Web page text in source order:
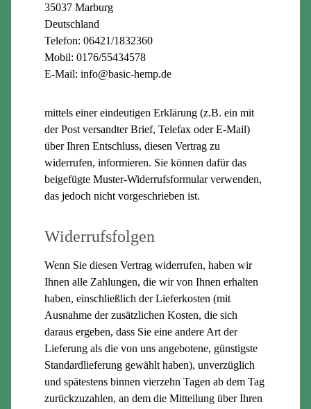
35037 Marburg
Deutschland
Telefon: 06421/1832360
Mobil: 0176/55434578
E-Mail: info@basic-hemp.de
mittels einer eindeutigen Erklärung (z.B. ein mit
der Post versandter Brief, Telefax oder E-Mail)
über Ihren Entschluss, diesen Vertrag zu
widerrufen, informieren. Sie können dafür das
beigefügte Muster-Widerrufsformular verwenden,
das jedoch nicht vorgeschrieben ist.
Widerrufsfolgen
Wenn Sie diesen Vertrag widerrufen, haben wir
Ihnen alle Zahlungen, die wir von Ihnen erhalten
haben, einschließlich der Lieferkosten (mit
Ausnahme der zusätzlichen Kosten, die sich
daraus ergeben, dass Sie eine andere Art der
Lieferung als die von uns angebotene, günstigste
Standardlieferung gewählt haben), unverzüglich
und spätestens binnen vierzehn Tagen ab dem Tag
zurückzuzahlen, an dem die Mitteilung über Ihren